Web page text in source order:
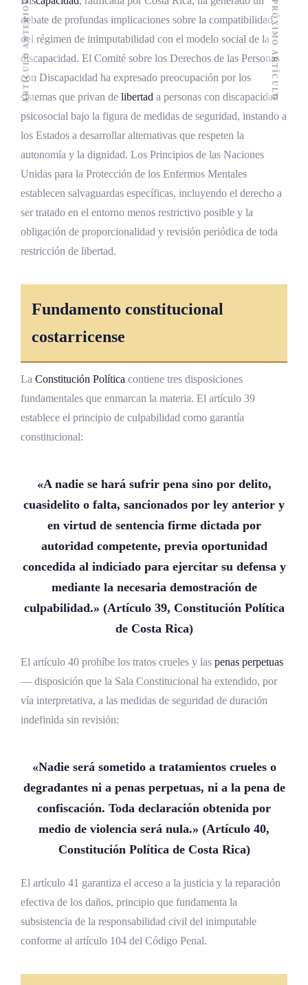
debate de profundas implicaciones sobre la compatibilidad
del régimen de inimputabilidad con el modelo social de la
discapacidad. El Comité sobre los Derechos de las Personas
con Discapacidad ha expresado preocupación por los
sistemas que privan de libertad a personas con discapacidad
psicosocial bajo la figura de medidas de seguridad, instando a
los Estados a desarrollar alternativas que respeten la
autonomía y la dignidad. Los Principios de las Naciones
Unidas para la Protección de los Enfermos Mentales
establecen salvaguardas específicas, incluyendo el derecho a
ser tratado en el entorno menos restrictivo posible y la
obligación de proporcionalidad y revisión periódica de toda
restricción de libertad.
Fundamento constitucional
costarricense
La Constitución Política contiene tres disposiciones
fundamentales que enmarcan la materia. El artículo 39
establece el principio de culpabilidad como garantía
constitucional:
«A nadie se hará sufrir pena sino por delito,
cuasidelito o falta, sancionados por ley anterior y
en virtud de sentencia firme dictada por
autoridad competente, previa oportunidad
concedida al indiciado para ejercitar su defensay
mediante la necesaria demostración de
culpabilidad.» (Artículo 39, Constitución Política
de Costa Rica)
El artículo 40 prohíbe los tratos crueles y las penas perpetuas
— disposición que la Sala Constitucional ha extendido, por
vía interpretativa, a las medidas de seguridad de duración
indefinida sin revisión:
«Nadie será sometido a tratamientos crueles o
degradantes ni a penas perpetuas, ni a la pena de
confiscación. Toda declaración obtenida por
medio de violencia será nula.» (Artículo 40,
Constitución Política de Costa Rica)
El artículo 41 garantiza el acceso a la justicia y la reparación
efectiva de los daños, principio que fundamenta la
subsistencia de la responsabilidad civil del inimputable
conforme al artículo 104 del Código Penal.
ARTÍCULO ANTERIOR PRÓXIMO ARTÍCULO